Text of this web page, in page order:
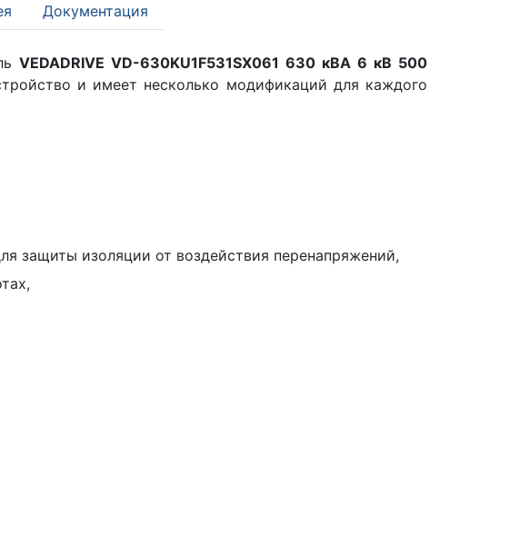
Документация
VEDADRIVE VD-630KU1F531SX061 630 кВА 6 кВ 500
и имеет несколько модификаций для каждого
защиты изоляции от воздействия перенапряжений,